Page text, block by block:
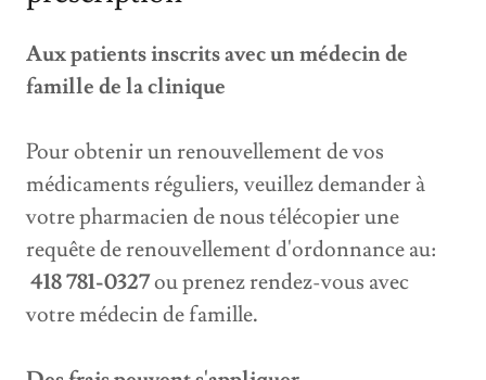
Aux patients inscrits avec un médecin de
famille de la clinique
Pour obtenir un renouvellement de vos
médicaments réguliers, veuillez demander à
votre pharmacien de nous télécopier une
requête de renouvellement d'ordonnance au:
418 781-0327ou prenez rendez-vous avec
votre médecin de famille.